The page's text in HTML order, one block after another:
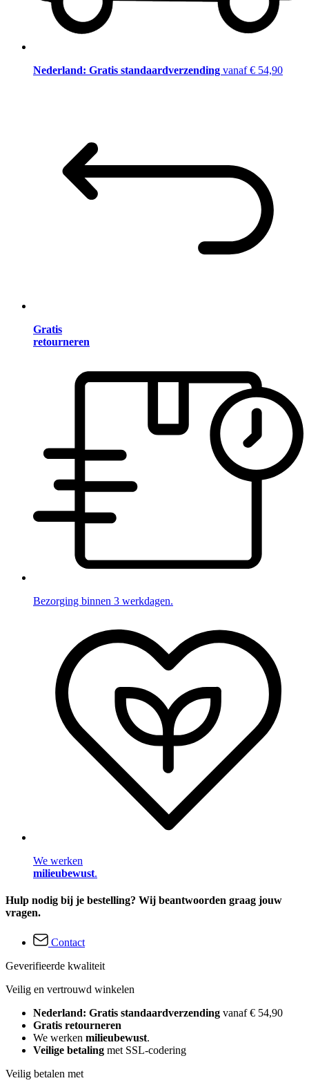
Nederland: Gratis standaardverzending vanaf € 54,90
Gratis
retourneren
Bezorging binnen 3 werkdagen.
We werken
milieubewust.
Hulp nodig bij je bestelling? Wij beantwoorden graag jouw
vragen.
Contact
Geverifieerde kwaliteit
Veilig en vertrouwd winkelen
Nederland: Gratis standaardverzending vanaf € 54,90
Gratis retourneren
We werken milieubewust.
Veilige betaling met SSL-codering
Veilig betalen met